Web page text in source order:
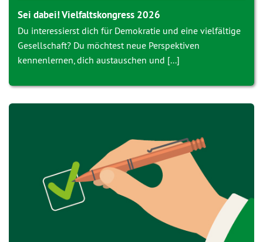
Sei dabei! Vielfaltskongress 2026
Du interessierst dich für Demokratie und eine vielfältige
Gesellschaft? Du möchtest neue Perspektiven
kennenlernen, dich austauschen und [...]